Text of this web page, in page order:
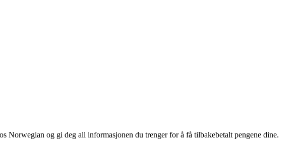
Norwegian og gi deg all informasjonen du trenger for å få tilbakebetalt pengene dine.